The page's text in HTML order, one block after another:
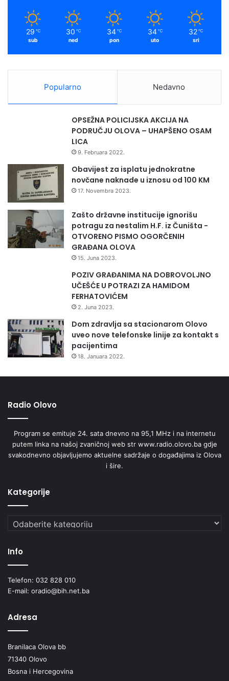
29 ℃
sub
30 ℃
ned
34 ℃
pon
34 ℃
uto
32 ℃
sri
Popularno Nedavno
OPSEŽNA POLICIJSKA AKCIJA NA
PODRUČJU OLOVA – UHAPŠENO OSAM
LICA
9. Februara 2022.
Obavijest za isplatu jednokratne
novčane naknade u iznosu od 100 KM
17. Novembra 2023.
Zašto državne institucije ignorišu
potragu za nestalim H.F. iz Čuništa -
OTVORENO PISMO OGORČENIH
GRAĐANA OLOVA
15. Juna 2023.
POZIV GRAĐANIMA NA DOBROVOLJNO
UČEŠĆE U POTRAZI ZA HAMIDOM
FERHATOVIĆEM
2. Juna 2023.
Dom zdravlja sa stacionarom Olovo
uveo nove telefonske linije za kontakt s
pacijentima
18. Januara 2022.
Radio Olovo
Program se emituje 24. sata dnevno na 95,1 MHz i na internetu
putem linka na našoj zvaničnoj web str www.radio.olovo.ba gdje
svakodnevno objavljujemo aktuelne sadržaje o događajima iz Olova
i šire.
Kategorije
Kategorije
Info
Telefon: 032 828 010
E-mail: oradio@bih.net.ba
Adresa
Branilaca Olova bb
71340 Olovo
Bosna i Hercegovina